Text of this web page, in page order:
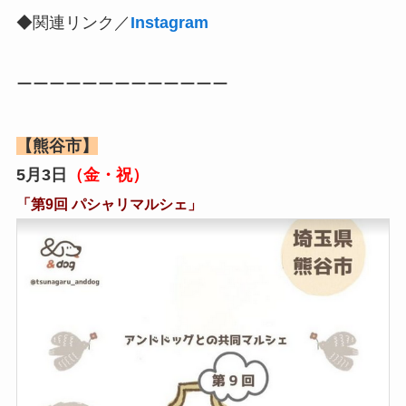
◆関連リンク／ Instagram
ーーーーーーーーーーーーー
【熊谷市】
5月3日
（金・祝）
「第9回 パシャリマルシェ」